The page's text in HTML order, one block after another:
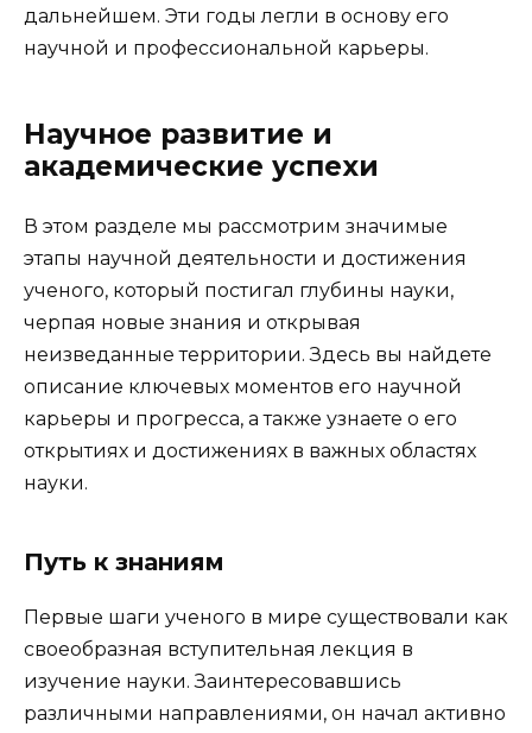
дальнейшем. Эти годы легли в основу его
научной и профессиональной карьеры.
Научное развитие и
академические успехи
В этом разделе мы рассмотрим значимые
этапы научной деятельности и достижения
ученого, который постигал глубины науки,
черпая новые знания и открывая
неизведанные территории. Здесь вы найдете
описание ключевых моментов его научной
карьеры и прогресса, а также узнаете о его
открытиях и достижениях в важных областях
науки.
Путь к знаниям
Первые шаги ученого в мире существовали как
своеобразная вступительная лекция в
изучение науки. Заинтересовавшись
различными направлениями, он начал активно